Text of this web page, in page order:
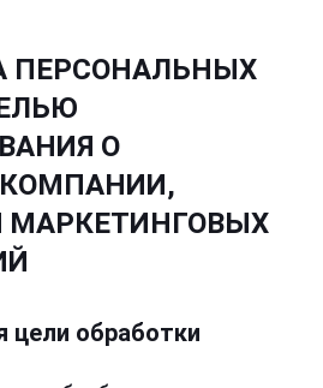
ПЕРСОНАЛЬНЫХ
О
МАРКЕТИНГОВЫХ
цели обработки